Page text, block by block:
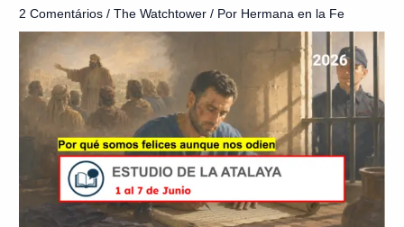
2 Comentários /The Watchtower / Por Hermana en la Fe